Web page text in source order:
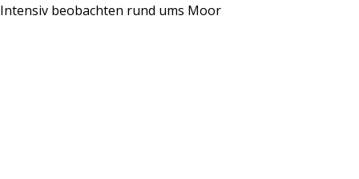
Intensiv beobachten rund ums Moor